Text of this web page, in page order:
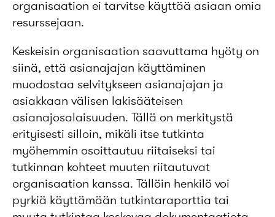
organisaation ei tarvitse käyttää asiaan omia
resurssejaan.
Keskeisin organisaation saavuttama hyöty on
siinä, että asianajajan käyttäminen
muodostaa selvitykseen asianajajan ja
asiakkaan välisen lakisääteisen
asianajosalaisuuden. Tällä on merkitystä
erityisesti silloin, mikäli itse tutkinta
myöhemmin osoittautuu riitaiseksi tai
tutkinnan kohteet muuten riitautuvat
organisaation kanssa. Tällöin henkilö voi
pyrkiä käyttämään tutkintaraporttia tai